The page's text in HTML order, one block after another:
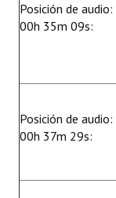
Posición de audio:
00h 35m 09s:
Posición de audio:
00h 37m 29s: